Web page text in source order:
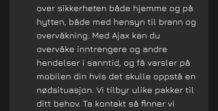
over sikkerheten både hjemme og på
hytten, både med hensyn til brann og
overvåkning. Med Ajax kan du
overvåke inntrengere og andre
hendelser i sanntid, og få varsler på
mobilen din hvis det skulle oppstå en
nødsituasjon. Vi tilbyr ulike pakker til
ditt behov. Ta kontakt så finner vi